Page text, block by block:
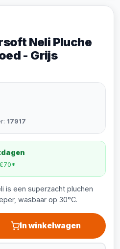
Neli Pluche
- Grijs
17917
is een superzacht pluchen
wasbaar op 30°C.
In winkelwagen